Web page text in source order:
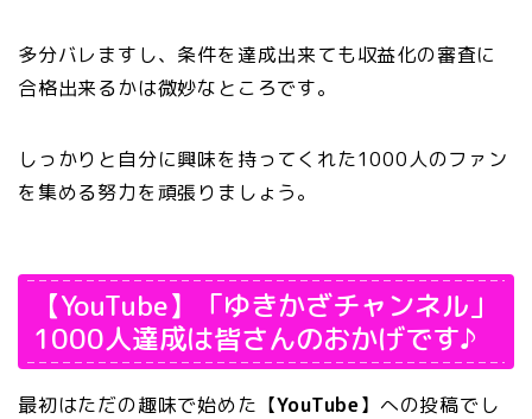
多分バレますし、条件を達成出来ても収益化の審査に
合格出来るかは微妙なところです。
しっかりと自分に興味を持ってくれた1000人のファン
を集める努力を頑張りましょう。
【YouTube】「ゆきかざチャンネル」
1000人達成は皆さんのおかげです♪
最初はただの趣味で始めた【YouTube】への投稿でし